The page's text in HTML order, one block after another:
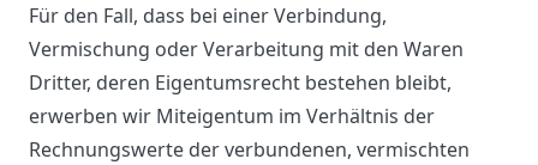
Für den Fall, dass bei einer Verbindung,
Vermischung oder Verarbeitung mit den Waren
Dritter, deren Eigentumsrecht bestehen bleibt,
erwerben wir Miteigentum im Verhältnis der
Rechnungswerte der verbundenen, vermischten